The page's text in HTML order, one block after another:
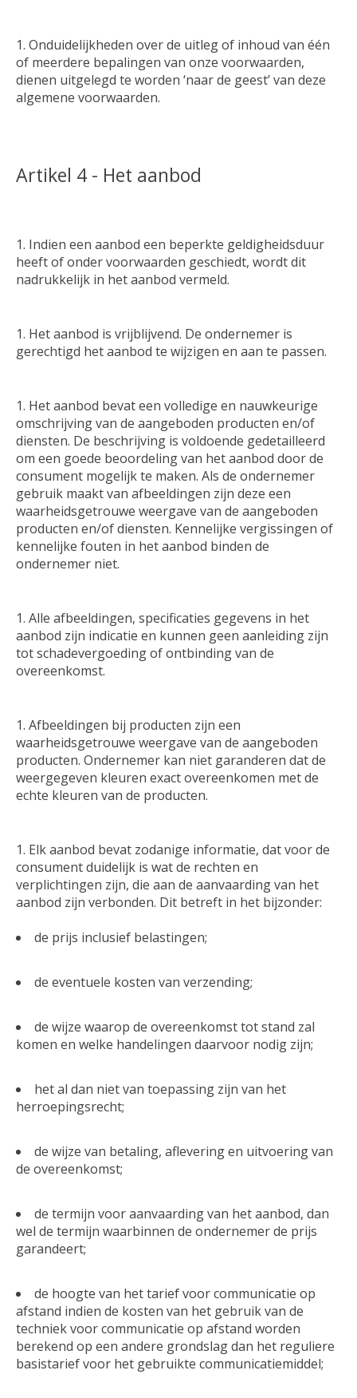
Onduidelijkheden over de uitleg of inhoud van één
of meerdere bepalingen van onze voorwaarden,
dienen uitgelegd te worden ‘naar de geest’ van deze
algemene voorwaarden.
Artikel 4 - Het aanbod
Indien een aanbod een beperkte geldigheidsduur
heeft of onder voorwaarden geschiedt, wordt dit
nadrukkelijk in het aanbod vermeld.
Het aanbod is vrijblijvend. De ondernemer is
gerechtigd het aanbod te wijzigen en aan te passen.
Het aanbod bevat een volledige en nauwkeurige
omschrijving van de aangeboden producten en/of
diensten. De beschrijving is voldoende gedetailleerd
om een goede beoordeling van het aanbod door de
consument mogelijk te maken. Als de ondernemer
gebruik maakt van afbeeldingen zijn deze een
waarheidsgetrouwe weergave van de aangeboden
producten en/of diensten. Kennelijke vergissingen of
kennelijke fouten in het aanbod binden de
ondernemer niet.
Alle afbeeldingen, specificaties gegevens in het
aanbod zijn indicatie en kunnen geen aanleiding zijn
tot schadevergoeding of ontbinding van de
overeenkomst.
Afbeeldingen bij producten zijn een
waarheidsgetrouwe weergave van de aangeboden
producten. Ondernemer kan niet garanderen dat de
weergegeven kleuren exact overeenkomen met de
echte kleuren van de producten.
Elk aanbod bevat zodanige informatie, dat voor de
consument duidelijk is wat de rechten en
verplichtingen zijn, die aan de aanvaarding van het
aanbod zijn verbonden. Dit betreft in het bijzonder:
de prijs inclusief belastingen;
de eventuele kosten van verzending;
de wijze waarop de overeenkomst tot stand zal
komen en welke handelingen daarvoor nodig zijn;
het al dan niet van toepassing zijn van het
herroepingsrecht;
de wijze van betaling, aflevering en uitvoering van
de overeenkomst;
de termijn voor aanvaarding van het aanbod, dan
wel de termijn waarbinnen de ondernemer de prijs
garandeert;
de hoogte van het tarief voor communicatie op
afstand indien de kosten van het gebruik van de
techniek voor communicatie op afstand worden
berekend op een andere grondslag dan het reguliere
basistarief voor het gebruikte communicatiemiddel;